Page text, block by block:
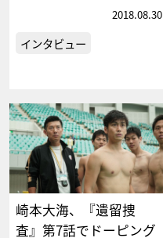
2018.08.30
インタビュー
崎本大海、『遺留捜
査』第7話でドーピング